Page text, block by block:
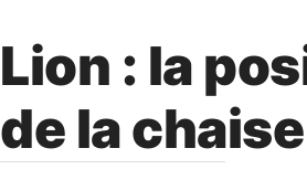
Lion : la
de la chaise